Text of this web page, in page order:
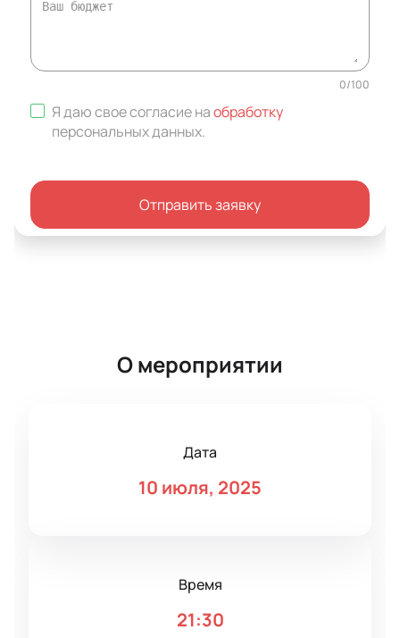
0/100
Я даю свое согласие наобработку
персональных данных.
Отправить заявку
О мероприятии
Дата
10 июля, 2025
Время
21:30